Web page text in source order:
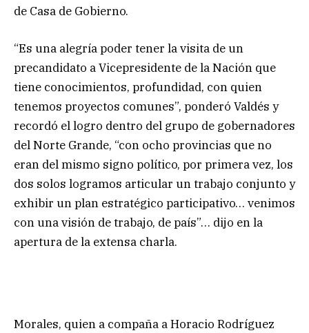
de Casa de Gobierno.
“Es una alegría poder tener la visita de un
precandidato a Vicepresidente de la Nación que
tiene conocimientos, profundidad, con quien
tenemos proyectos comunes”, ponderó Valdés y
recordó el logro dentro del grupo de gobernadores
del Norte Grande, “con ocho provincias que no
eran del mismo signo político, por primera vez, los
dos solos logramos articular un trabajo conjunto y
exhibir un plan estratégico participativo… venimos
con una visión de trabajo, de país”… dijo en la
apertura de la extensa charla.
Morales, quien a compaña a Horacio Rodríguez